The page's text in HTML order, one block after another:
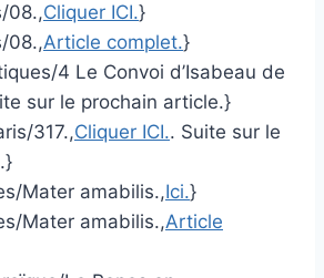
08.,Cliquer ICI.}
08.,Article complet.}
4 Le Convoi d’Isabeau de
sur le prochain article.}
317.,Cliquer ICI.. Suite sur le
Mater amabilis.,Ici.}
Mater amabilis.,Article